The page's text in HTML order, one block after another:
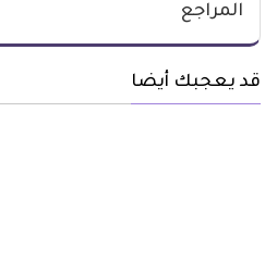
المراجع
قد يعجبك أيضا